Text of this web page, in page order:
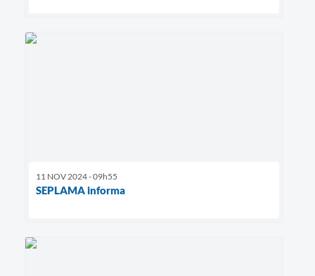
11 NOV 2024 - 09h55
SEPLAMA informa